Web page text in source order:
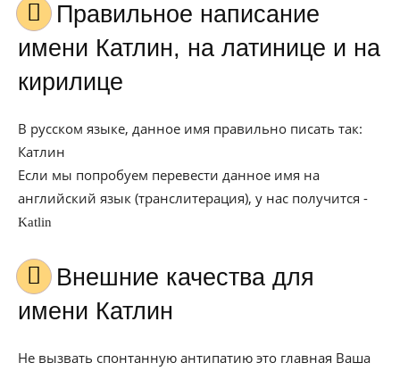
Правильное написание
имени Катлин, на латинице и на
кирилице
В русском языке, данное имя правильно писать так:
Катлин
Если мы попробуем перевести данное имя на
английский язык (транслитерация), у нас получится -
Katlin
Внешние качества для
имени Катлин
Не вызвать спонтанную антипатию это главная Ваша